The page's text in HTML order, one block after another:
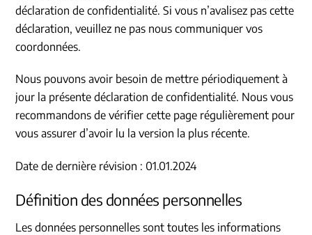
déclaration de confidentialité. Si vous n’avalisez pas cette
déclaration, veuillez ne pas nous communiquer vos
coordonnées.
Nous pouvons avoir besoin de mettre périodiquement à
jour la présente déclaration de confidentialité. Nous vous
recommandons de vérifier cette page régulièrement pour
vous assurer d’avoir lu la version la plus récente.
Date de dernière révision : 01.01.2024
Définition des données personnelles
Les données personnelles sont toutes les informations